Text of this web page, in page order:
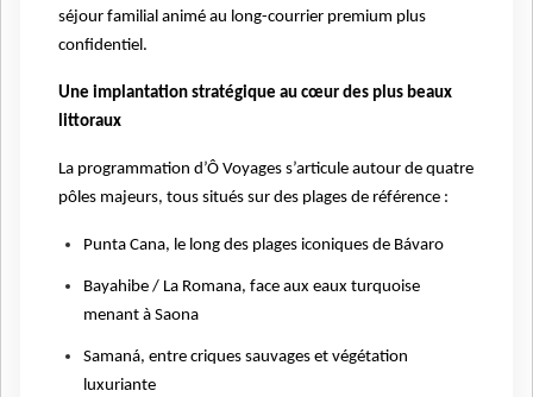
séjour familial animé au long-courrier premium plus
confidentiel.
Une implantation stratégique au cœur des plus beaux
littoraux
La programmation d’Ô Voyages s’articule autour de quatre
pôles majeurs, tous situés sur des plages de référence :
Punta Cana, le long des plages iconiques de Bávaro
Bayahibe / La Romana, face aux eaux turquoise
menant à Saona
Samaná, entre criques sauvages et végétation
luxuriante